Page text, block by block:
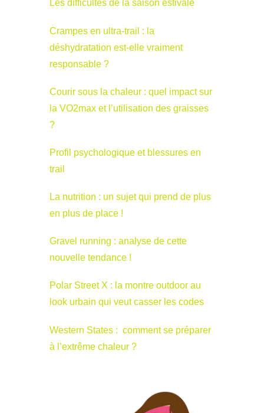
Les difficultés de la saison estivale
Crampes en ultra-trail : la
déshydratation est-elle vraiment
responsable ?
Courir sous la chaleur : quel impact sur
la VO2max et l’utilisation des graisses
?
Profil psychologique et blessures en
trail
La nutrition : un sujet qui prend de plus
en plus de place !
Gravel running : analyse de cette
nouvelle tendance !
Polar Street X : la montre outdoor au
look urbain qui veut casser les codes
Western States : comment se préparer
à l’extrême chaleur ?